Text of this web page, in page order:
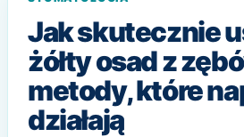
Jak skutecznie
żółty osad z
metody, które
działają